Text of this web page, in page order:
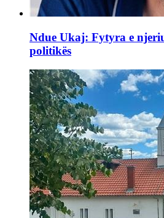
Ndue Ukaj: Fytyra e
politikës